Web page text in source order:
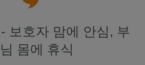
보호자 맘에 안심, 부
몸에 휴식